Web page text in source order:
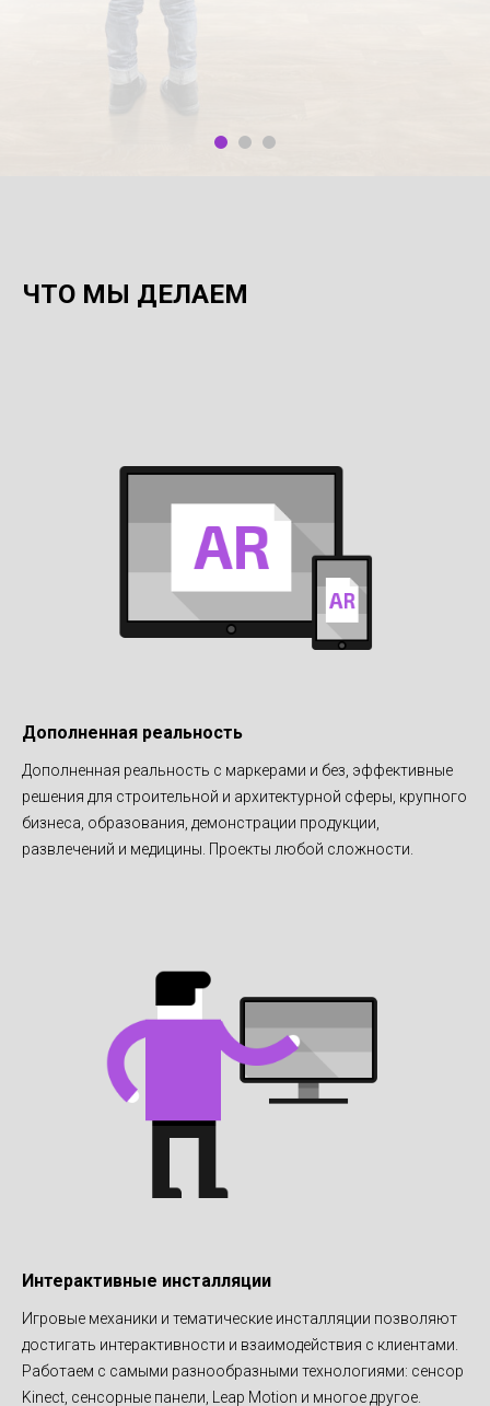
ИНТЕРАКТИВНЫХ ПРОЕКТОВ
ПОСЕТИТЕЛЕЙ В МЕСЯЦ
ПОСМОТРЕТЬ ПРОЕКТ
ЧТО МЫ ДЕЛАЕМ
Дополненная реальность
Дополненная реальность с маркерами и без, эффективные
решения для строительной и архитектурной сферы, крупного
бизнеса, образования, демонстрации продукции,
развлечений и медицины. Проекты любой сложности.
Интерактивные инсталляции
Игровые механики и тематические инсталляции позволяют
достигать интерактивности и взаимодействия с клиентами.
Работаем с самыми разнообразными технологиями: сенсор
Kinect, сенсорные панели, Leap Motion и многое другое.